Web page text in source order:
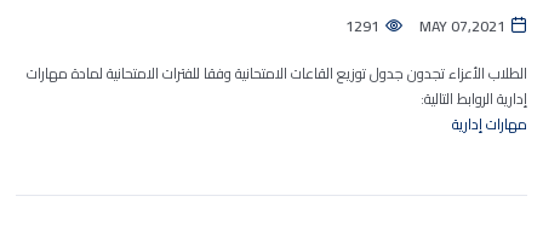
MAY 07,2021
1291
الطلاب الأعزاء تجدون جدول توزيع القاعات الامتحانية وفقا للفترات الامتحانية لمادة مهارات
إدارية الروابط التالية:
مهارات إدارية